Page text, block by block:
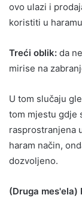
ovo ulazi i
koristiti u
Treći oblik: da
mirise na
U tom slučaju
tom mjestu gdje
rasprostranjena
haram način,
dozvoljeno.
(Druga mes'ela)